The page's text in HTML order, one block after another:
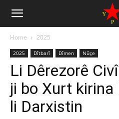
Home 2025
2025 Dîtbarî Dîmen Nûçe
Li Dêrezorê
ji bo Xurt kirina
li Darxistin